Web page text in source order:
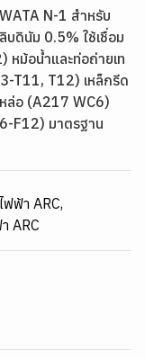
N-1 สำหรับ
บดินัม 0.5% ใช้เชื่อม
หม้อน้ำและท่อถ่ายเท
T11, T12) เหล็กรีด
ล่อ (A217 WC6)
F12) มาตรฐาน
ฟฟ้า ARC,
ARC